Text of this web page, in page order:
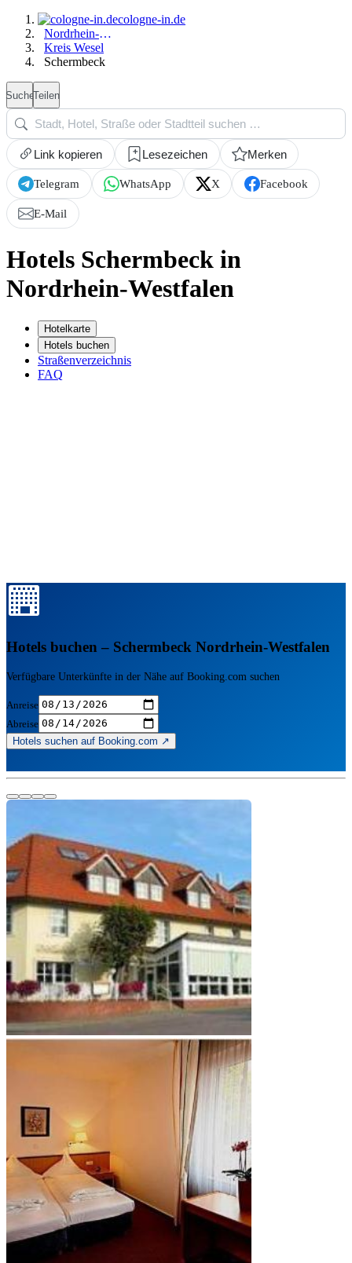
cologne-in.de
Nordrhein-Westfalen
Kreis Wesel
Schermbeck
SucheTeilen
Link kopieren Lesezeichen Merken
Telegram WhatsApp X Facebook
E-Mail
Hotels Schermbeck in
Nordrhein-Westfalen
Hotelkarte
Hotels buchen
Straßenverzeichnis
FAQ
Hotels buchen – Schermbeck Nordrhein-Westfalen
Verfügbare Unterkünfte in der Nähe auf Booking.com suchen
Anreise
Abreise
Hotels suchen auf Booking.com ↗